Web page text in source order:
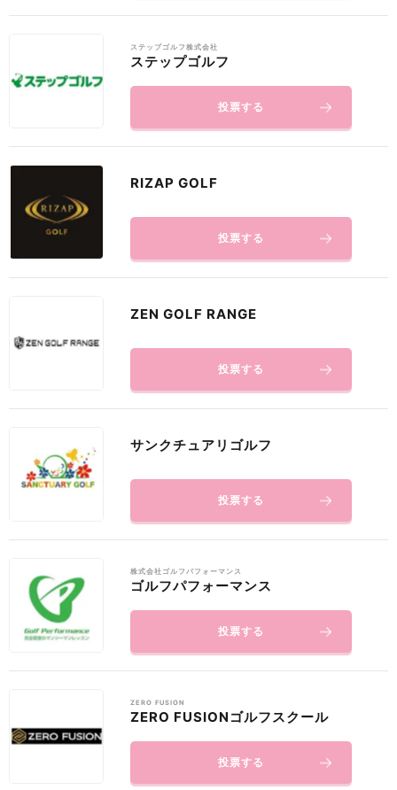
ステップゴルフ株式会社
ステップゴルフ
投票する
RIZAP GOLF
投票する
ZEN GOLF RANGE
投票する
サンクチュアリゴルフ
投票する
株式会社ゴルフパフォーマンス
ゴルフパフォーマンス
投票する
ZERO FUSION
ZERO FUSIONゴルフスクール
投票する